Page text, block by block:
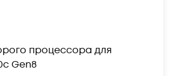
процессора для
Gen8